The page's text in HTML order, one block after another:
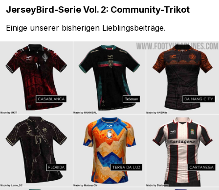
JerseyBird-Serie Vol. 2: Community-Trikot
Einige unserer bisherigen Lieblingsbeiträge.